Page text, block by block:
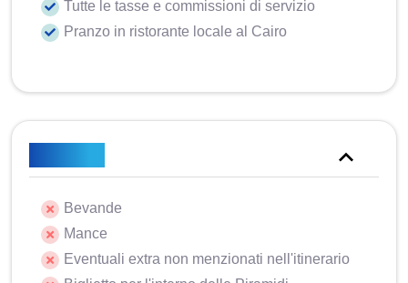
Tutte le tasse e commissioni di servizio
Pranzo in ristorante locale al Cairo
Bevande
Mance
Eventuali extra non menzionati nell'itinerario